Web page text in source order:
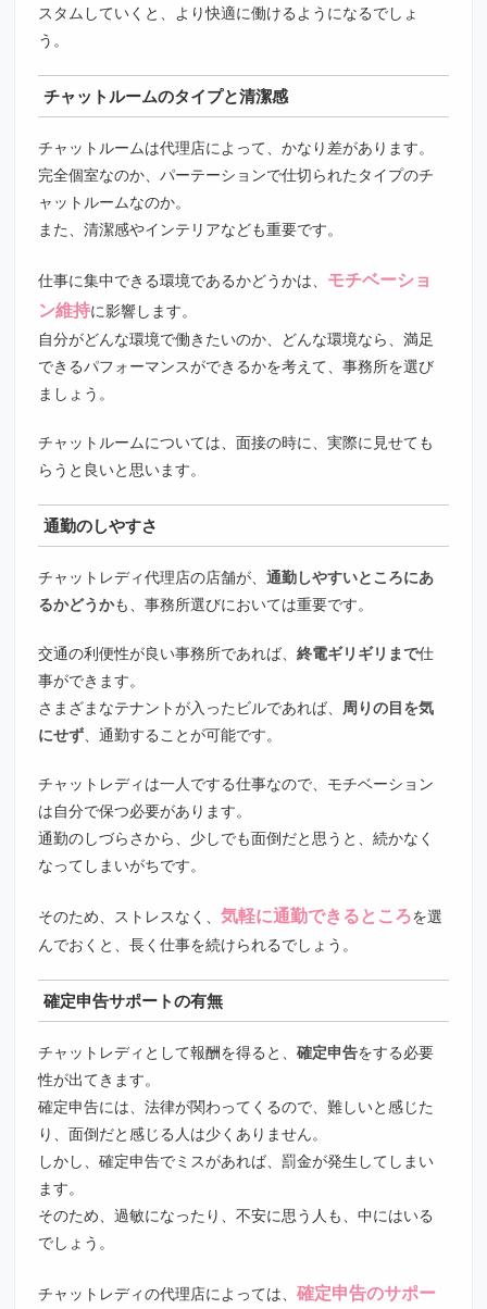
スタムしていくと、より快適に働けるようになるでしょ
う。
チャットルームのタイプと清潔感
チャットルームは代理店によって、かなり差があります。
完全個室なのか、パーテーションで仕切られたタイプのチ
ャットルームなのか。
また、清潔感やインテリアなども重要です。
仕事に集中できる環境であるかどうかは、 モチベーショ
ン維持に影響します。
自分がどんな環境で働きたいのか、どんな環境なら、満足
できるパフォーマンスができるかを考えて、事務所を選び
ましょう。
チャットルームについては、面接の時に、実際に見せても
らうと良いと思います。
通勤のしやすさ
チャットレディ代理店の店舗が、通勤しやすいところにあ
るかどうかも、事務所選びにおいては重要です。
交通の利便性が良い事務所であれば、終電ギリギリまで仕
事ができます。
さまざまなテナントが入ったビルであれば、 周りの目を気
にせず、通勤することが可能です。
チャットレディは一人でする仕事なので、モチベーション
は自分で保つ必要があります。
通勤のしづらさから、少しでも面倒だと思うと、続かなく
なってしまいがちです。
そのため、ストレスなく、気軽に通勤できるところを選
んでおくと、長く仕事を続けられるでしょう。
確定申告サポートの有無
チャットレディとして報酬を得ると、確定申告をする必要
性が出てきます。
確定申告には、法律が関わってくるので、難しいと感じた
り、面倒だと感じる人は少くありません。
しかし、確定申告でミスがあれば、罰金が発生してしまい
ます。
そのため、過敏になったり、不安に思う人も、中にはいる
でしょう。
チャットレディの代理店によっては、確定申告のサポー